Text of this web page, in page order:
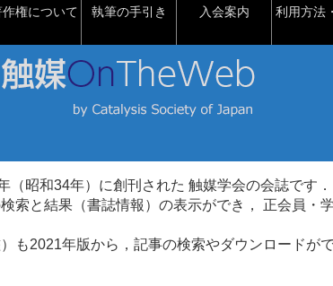
作権について 執筆の手引き 入会案内 利用方法
（昭和34年）に創刊された 触媒学会の会誌です．
索と結果（書誌情報）の表示ができ， 正会員・
も2021年版から，記事の検索やダウンロードが